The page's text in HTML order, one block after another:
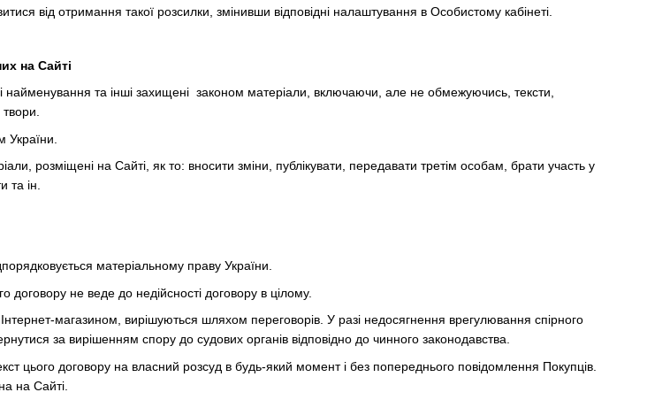
від отримання такої розсилки, змінивши відповідні налаштування в Особистому кабінеті.
на Сайті
найменування та інші захищені законом матеріали, включаючи, але не обмежуючись, тексти,
твори.
України.
розміщені на Сайті, як то: вносити зміни, публікувати, передавати третім особам, брати участь у
та ін.
матеріальному праву України.
договору не веде до недійсності договору в цілому.
магазином, вирішуються шляхом переговорів. У разі недосягнення врегулювання спірного
за вирішенням спору до судових органів відповідно до чинного законодавства.
цього договору на власний розсуд в будь-який момент і без попереднього повідомлення Покупців.
на Сайті.